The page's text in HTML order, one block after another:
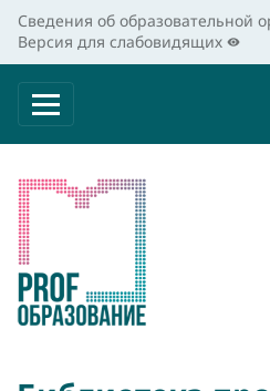
Сведения об образовательной
Версия для слабовидящих